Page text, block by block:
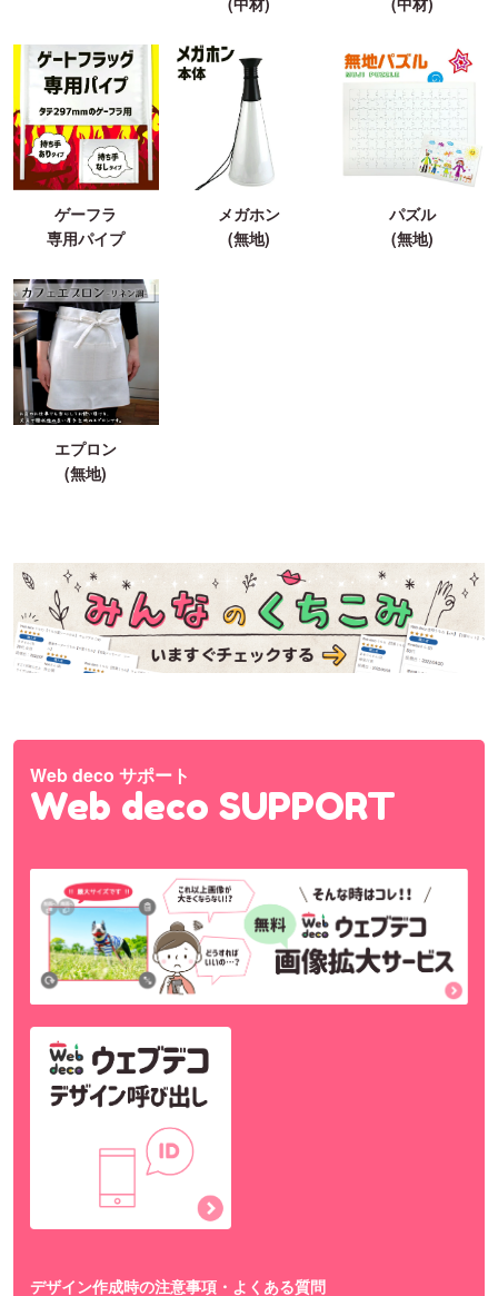
ゲーフラ
専用パイプ
メガホン
(無地)
パズル
(無地)
エプロン
(無地)
Web deco サポート
Web deco SUPPORT
デザイン作成時の注意事項・よくある質問